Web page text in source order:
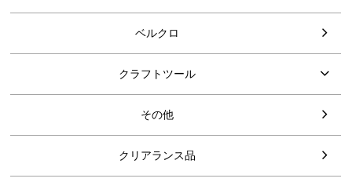
ベルクロ
クラフトツール
その他
クリアランス品